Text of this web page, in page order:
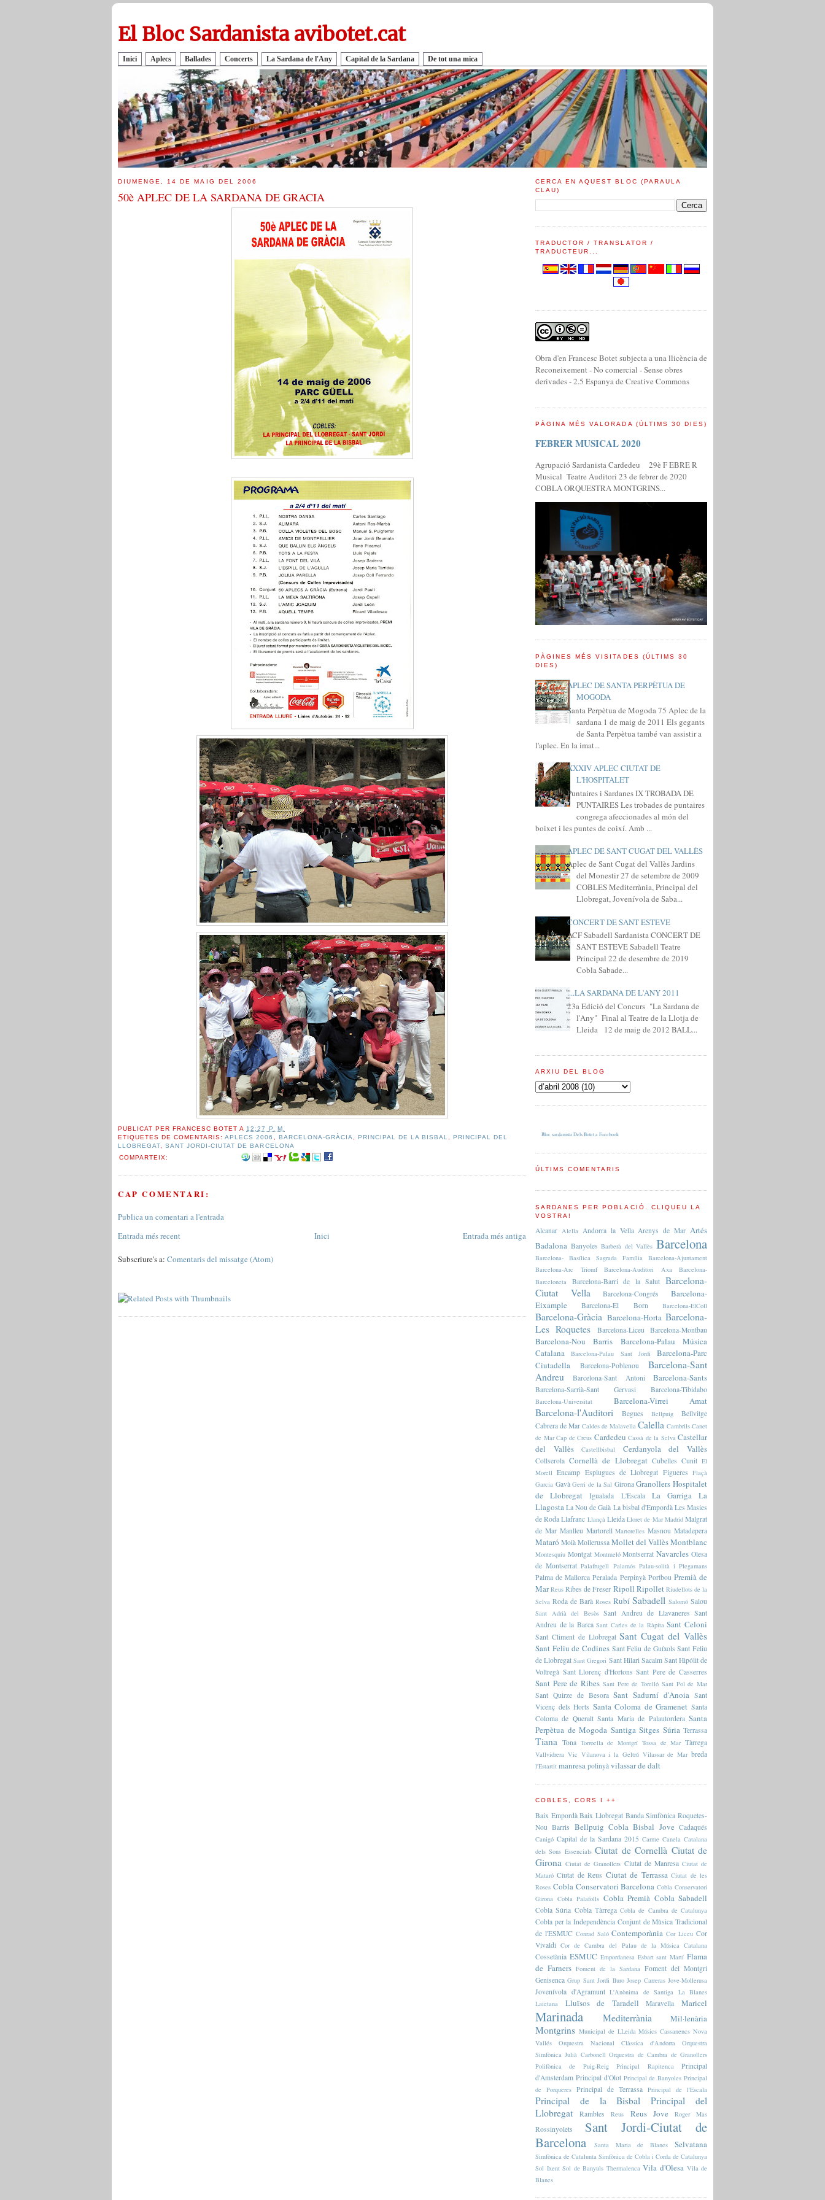
El Bloc Sardanista avibotet.cat
Inici Aplecs Ballades Concerts La Sardana de l'Any Capital de la Sardana De tot una mica
DIUMENGE, 14 DE MAIG DEL 2006
50è APLEC DE LA SARDANA DE GRACIA
PUBLICAT PERFRANCESC BOTET A 12:27 P. M.
ETIQUETES DE COMENTARIS:APLECS 2006 BARCELONA-GRÀCIA PRINCIPAL DE LA BISBAL ,PRINCIPAL DEL
LLOBREGAT ,SANT JORDI-CIUTAT DE BARCELONA
COMPARTEIX:
CAP COMENTARI:
Publica un comentari a l'entrada
Entrada més recent
Entrada més antiga
Inici
Subscriure's a: Comentaris del missatge (Atom)
CERCA EN AQUEST BLOC (PARAULA
CLAU)
TRADUCTOR / TRANSLATOR /
TRADUCTEUR...
Obra d'en Francesc Botet subjecta a una llicència de
Reconeixement - No comercial - Sense obres
derivades - 2.5 Espanya de Creative Commons
PÀGINA MÉS VALORADA (ÚLTIMS 30 DIES)
FEBRER MUSICAL 2020
Agrupació Sardanista Cardedeu 29è F EBRE R
Musical Teatre Auditori 23 de febrer de 2020
COBLA ORQUESTRA MONTGRINS...
PÀGINES MÉS VISITADES (ÚLTIMS 30
DIES)
APLEC DE SANTA PERPÈTUA DE
MOGODA
Santa Perpètua de Mogoda 75 Aplec de la
sardana 1 de maig de 2011 Els gegants
de Santa Perpètua també van assistir a
l'aplec. En la imat...
XXXIV APLEC CIUTAT DE
L'HOSPITALET
Puntaires i Sardanes IX TROBADA DE
PUNTAIRES Les trobades de puntaires
congrega afeccionades al món del
boixet i les puntes de coixí. Amb ...
APLEC DE SANT CUGAT DEL VALLÈS
Aplec de Sant Cugat del Vallès Jardins
del Monestir 27 de setembre de 2009
COBLES Mediterrània, Principal del
Llobregat, Jovenívola de Saba...
CONCERT DE SANT ESTEVE
ACF Sabadell Sardanista CONCERT DE
SANT ESTEVE Sabadell Teatre
Principal 22 de desembre de 2019
Cobla Sabade...
....LA SARDANA DE L'ANY 2011
23a Edició del Concurs "La Sardana de
l'Any" Final al Teatre de la Llotja de
Lleida 12 de maig de 2012 BALL...
ARXIU DEL BLOG
Bloc sardanista Dels Botet a Facebook
ÚLTIMS COMENTARIS
SARDANES PER POBLACIÓ. CLIQUEU LA
VOSTRA!
Alcanar Alella Andorra la Vella Arenys de Mar Artés
Badalona Banyoles Barberà del Vallès Barcelona
Barcelona- Basílica Sagrada Família
Barcelona-Ajuntament
Barcelona-Arc Triomf
Barcelona-Auditori Axa
Barcelona-
Barceloneta
Barcelona-Barri de la Salut
Barcelona-
Ciutat Vella
Barcelona-Congrés
Barcelona-
Eixample
Barcelona-El Born Barcelona-ElColl
Barcelona-Gràcia Barcelona-Horta Barcelona-
Les Roquetes
Barcelona-Liceu Barcelona-Montbau
Barcelona-Nou Barris
Barcelona-Palau Música
Catalana
Barcelona-Palau Sant Jordi
Barcelona-Parc
Ciutadella
Barcelona-Poblenou
Barcelona-Sant
Andreu
Barcelona-Sant Antoni Barcelona-Sants
Barcelona-Sarrià-Sant Gervasi Barcelona-Tibidabo
Barcelona-Universitat Barcelona-Virrei Amat
Barcelona-l'Auditori Begues Bellpuig
Bellvitge
Cabrera de Mar Caldes de Malavella Calella Cambrils Canet
de Mar Cap de Creus Cardedeu Cassà de la Selva Castellar
del Vallès
Castellbisbal Cerdanyola del Vallès
Collserola Cornellà de Llobregat Cubelles Cunit El
Morell Encamp Esplugues de Llobregat Figueres Flaçà
Garcia Gavà Gerri de la Sal Girona Granollers Hospitalet
de Llobregat
Igualada L'Escala La Garriga
La
Llagosta La Nou de Gaià La bisbal d'Empordà Les Masies
de Roda Llafranc Llançà Lleida Lloret de Mar Madrid Malgrat
de Mar Manlleu Martorell Martorelles Masnou Matadepera
Mataró Moià Mollerussa Mollet del VallèsMontblanc
Montesquiu Montgat Montmeló Montserrat Navarcles Olesa
de Montserrat Palafrugell Palamós Palau-solità i Plegamans
Palma de Mallorca Peralada Perpinyà Portbou Premià de
Mar Reus Ribes de Freser Ripoll Ripollet Riudellots de la
Selva Roda de Barà Roses Rubí Sabadell Salomó Salou
Sant Adrià del Besòs Sant Andreu de Llavaneres Sant
Andreu de la Barca Sant Carles de la Ràpita Sant Celoni
Sant Climent de Llobregat Sant Cugat del Vallès
Sant Feliu de Codines Sant Feliu de Guíxols Sant Feliu
de Llobregat Sant Gregori Sant Hilari Sacalm Sant Hipólit de
Voltregà Sant Llorenç d'Hortons Sant Pere de Casserres
Sant Pere de Ribes Sant Pere de Torelló Sant Pol de Mar
Sant Quirze de Besora Sant Sadurní d'Anoia Sant
Vicenç dels Horts Santa Coloma de Gramenet Santa
Coloma de Queralt Santa Maria de Palautordera Santa
Perpètua de Mogoda Santiga Sitges Súria Terrassa
Tiana Tona Torroella de Montgrí Tossa de Mar Tàrrega
Vallvidrera Vic Vilanova i la Geltrú Vilassar de Mar breda
l'Estartit manresa polinyà vilassar de dalt
COBLES, CORS I ++
Baix Empordà Baix Llobregat Banda Simfònica Roquetes-
Nou Barris Bellpuig Cobla Bisbal Jove Cadaqués
Canigó Capital de la Sardana 2015 Carme Canela Catalana
dels Sons Essencials Ciutat de Cornellà Ciutat de
Girona Ciutat de Granollers Ciutat de Manresa Ciutat de
Mataró Ciutat de Reus Ciutat de Terrassa Ciutat de les
Roses Cobla Conservatori Barcelona Cobla Conservatori
Girona Cobla Palafolls Cobla Premià Cobla Sabadell
Cobla Súria Cobla Tàrrega Cobla de Cambra de Catalunya
Cobla per la Independència Conjunt de Mùsica Tradicional
de l'ESMUC Conrad Saló Contemporània Cor Liceu Cor
Vivaldi Cor de Cambra del Palau de la Música Catalana
Cossetània ESMUC Empordanesa Esbart sant Martí Flama
de Farners Foment de la Sardana Foment del Montgrí
Genisenca Grup Sant Jordi Iluro Josep Carreras Jove-Mollerusa
Jovenívola d'Agramunt L'Anònima de Santiga La Blanes
Laietana
Lluïsos de Taradell Maravella Maricel
Marinada Mediterrània Mil·lenària
Montgrins Municipal de LLeida Músics Cassanencs Nova
Vallés
Orquestra Nacional Clàssica d'Andorra
Orquestra
Simfònica Julià Carbonell Orquestra de Cambra de Granollers
Polifònica de Puig-Reig
Principal Rapitenca
Principal
d'Amsterdam Principal d'Olot Principal de Banyoles Principal
de Porqueres Principal de Terrassa Principal de l'Escala
Principal de la Bisbal
Principal del
Llobregat
Rambles Reus Reus Jove Roger Mas
Rossinyolets
Sant Jordi-Ciutat de
Barcelona
Santa Maria de Blanes Selvatana
Simfònica de Catalunta Simfònica de Cobla i Corda de Catalunya
Sol Ixent Sol de Banyuls Thermalenca Vila d'Olesa Vila de
Blanes